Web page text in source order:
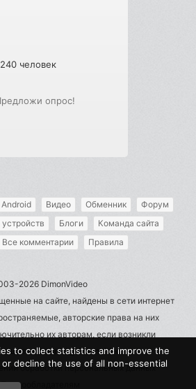
человек
опрос!
Android Видео Обменник
Форум
устройств Блоги
Команда сайта
Все комментарии Правила
2026 DimonVideo
на сайте, найдены в сети интернет
авторские права на них
их авторам, если возникли
на admin@dimonvideo.ru
обработки персональных данных
Правообладателям
to collect statistics and improve the
decline the use of all non-essential